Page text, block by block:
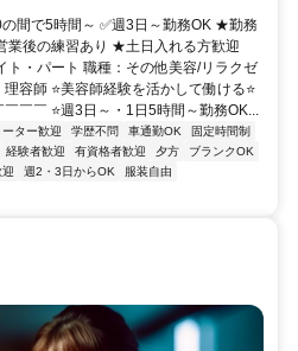
間で5時間～ ✅週3日～勤務OK ★勤務
業後の練習あり ★土日入れる方歓迎
ト・パート 職種：その他美容/リラクゼ
容師 ⭐美容師経験を活かして働ける⭐
￣￣ ⭐週3日～・1日5時間～勤務OK...
ーター歓迎 学歴不問 車通勤OK
固定時間制
経験者歓迎 有資格者歓迎 夕方
ブランクOK
週2・3日からOK
服装自由